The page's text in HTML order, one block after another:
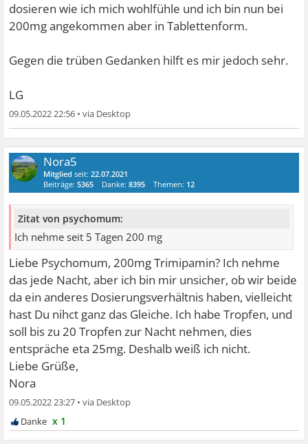
dosieren wie ich mich wohlfühle und ich bin nun bei
200mg angekommen aber in Tablettenform.
Gegen die trüben Gedanken hilft es mir jedoch sehr.
LG
09.05.2022 22:56 •
Nora5
Mitglied seit:22.07.2021
Beiträge:5365 Danke:8395 Themen: 12
Zitat von psychomum:
Ich nehme seit 5 Tagen 200 mg
Liebe Psychomum, 200mg Trimipamin? Ich nehme
das jede Nacht, aber ich bin mir unsicher, ob wir beide
da ein anderes Dosierungsverhältnis haben, vielleicht
hast Du nihct ganz das Gleiche. Ich habe Tropfen, und
soll bis zu 20 Tropfen zur Nacht nehmen, dies
entspräche eta 25mg. Deshalb weiß ich nicht.
Liebe Grüße,
Nora
09.05.2022 23:27 •
x 1